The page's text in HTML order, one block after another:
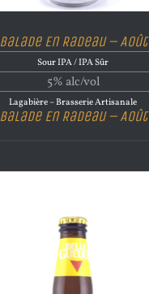
Balade En Radeau – Août
Sour IPA / IPA Sûr
5% alc/vol
Lagabière – Brasserie Artisanale
Balade En Radeau – Août